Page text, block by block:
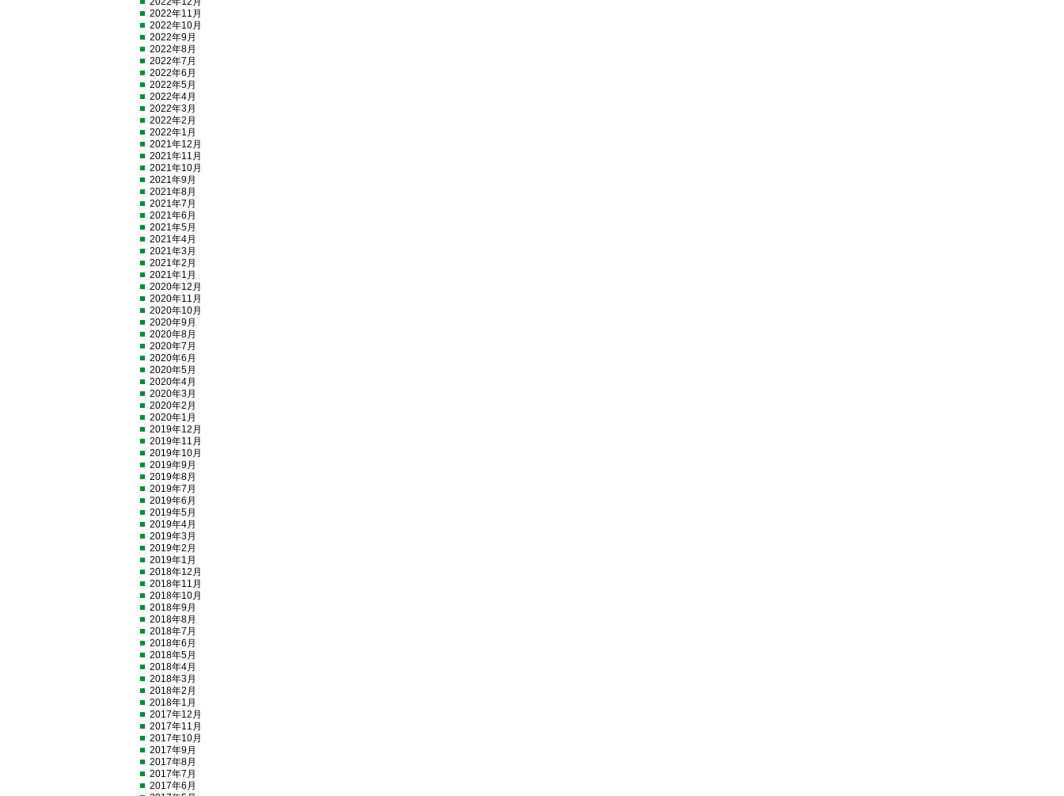
2022年11月
2022年10月
2022年9月
2022年8月
2022年7月
2022年6月
2022年5月
2022年4月
2022年3月
2022年2月
2022年1月
2021年12月
2021年11月
2021年10月
2021年9月
2021年8月
2021年7月
2021年6月
2021年5月
2021年4月
2021年3月
2021年2月
2021年1月
2020年12月
2020年11月
2020年10月
2020年9月
2020年8月
2020年7月
2020年6月
2020年5月
2020年4月
2020年3月
2020年2月
2020年1月
2019年12月
2019年11月
2019年10月
2019年9月
2019年8月
2019年7月
2019年6月
2019年5月
2019年4月
2019年3月
2019年2月
2019年1月
2018年12月
2018年11月
2018年10月
2018年9月
2018年8月
2018年7月
2018年6月
2018年5月
2018年4月
2018年3月
2018年2月
2018年1月
2017年12月
2017年11月
2017年10月
2017年9月
2017年8月
2017年7月
2017年6月